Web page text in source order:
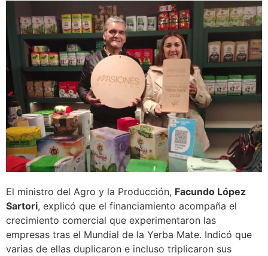
El ministro del Agro y la Producción, Facundo López
Sartori, explicó que el financiamiento acompaña el
crecimiento comercial que experimentaron las
empresas tras el Mundial de la Yerba Mate. Indicó que
varias de ellas duplicaron e incluso triplicaron sus